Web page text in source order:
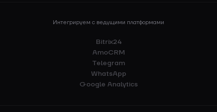
Интегрируем с ведущими платформами
Bitrix24
AmoCRM
Telegram
WhatsApp
Google Analytics